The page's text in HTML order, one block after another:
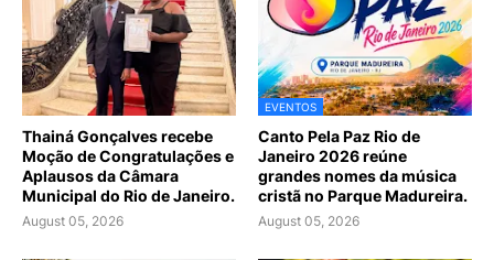
Thainá Gonçalves recebe
Moção de Congratulações e
Aplausos da Câmara
Municipal do Rio de Janeiro.
August 05, 2026
EVENTOS
Canto Pela Paz Rio de
Janeiro 2026 reúne
grandes nomes da música
cristã no Parque Madureira.
August 05, 2026